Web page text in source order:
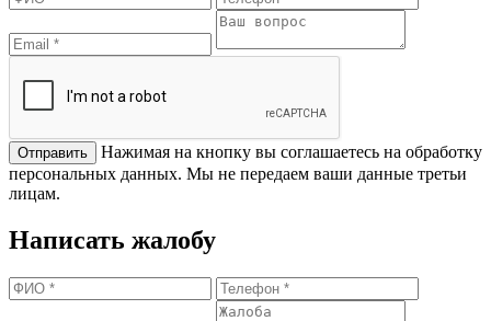
Нажимая на кнопку вы соглашаетесь на обработку
персональных данных. Мы не передаем ваши данные третьи
лицам.
Написать жалобу